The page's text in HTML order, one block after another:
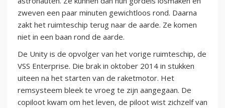
zweven een paar minuten gewichtloos rond. Daarna
zakt het ruimteschip terug naar de aarde. Ze komen
niet in een baan rond de aarde.
De Unity is de opvolger van het vorige ruimteschip, de
VSS Enterprise. Die brak in oktober 2014 in stukken
uiteen na het starten van de raketmotor. Het
remsysteem bleek te vroeg te zijn aangegaan. De
copiloot kwam om het leven, de piloot wist zichzelf van